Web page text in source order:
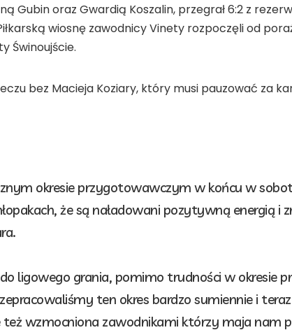
Gubin oraz Gwardią Koszalin, przegrał 6:2 z
wiosnę zawodnicy Vinety rozpoczęli od
Świnoujście.
bez Macieja Koziary, który musi pauzować za
okresie przygotowawczym w końcu w
że są naładowani pozytywną energią i
ligowego grania, pomimo trudności w okresie
ten okres bardzo sumiennie i
też wzmocniona zawodnikami którzy maja nam